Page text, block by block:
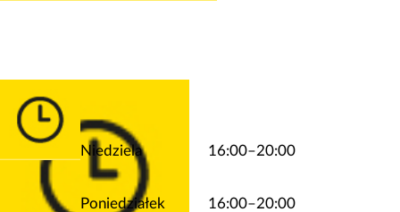
Niedziela 16:00–20:00
Poniedziałek 16:00–20:00